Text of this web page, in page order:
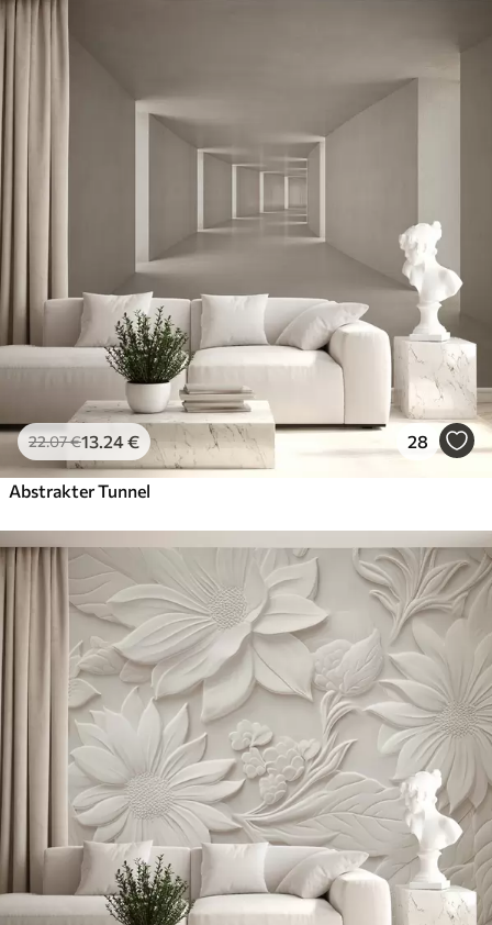
22.07€13 .24€ 28
Abstrakter Tunnel